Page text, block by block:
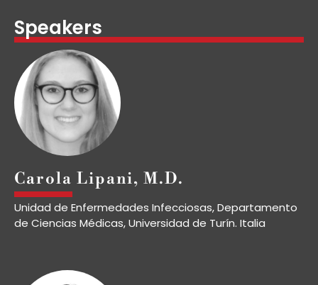
Speakers
Carola Lipani, M.D.
Unidad de Enfermedades Infecciosas, Departamento
de Ciencias Médicas, Universidad de Turín. Italia